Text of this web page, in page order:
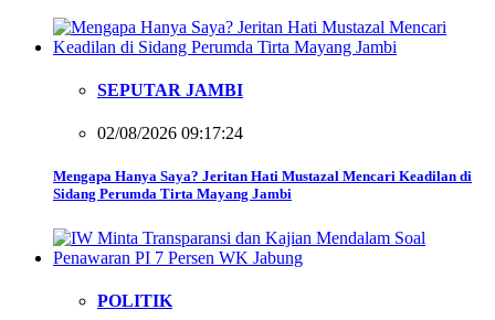
SEPUTAR JAMBI
02/08/2026 09:17:24
Mengapa Hanya Saya? Jeritan Hati Mustazal Mencari Keadilan di
Sidang Perumda Tirta Mayang Jambi
POLITIK